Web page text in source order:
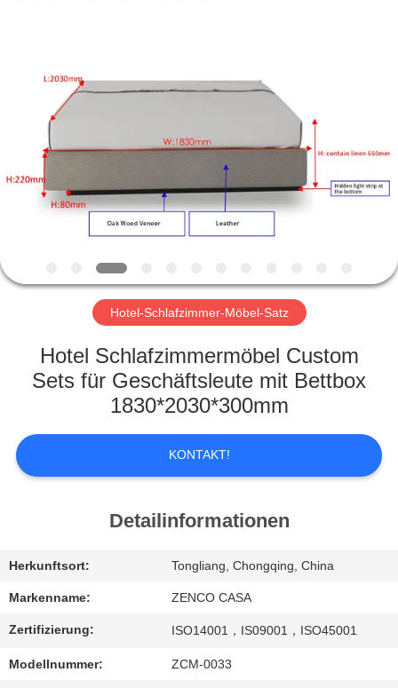
HAUSE
PRODUKTE
VIDEOS
VR-
ÜBER
WERKSBESICHTIGUNG
QUALITÄTSKONTROLLE
BITTE
UM
EIN
ANGEBOT
Hotel-Schlafzimmer-Möbel-Satz
Hotel Schlafzimmermöbel Custom
Sets für Geschäftsleute mit Bettbox
1830*2030*300mm
KONTAKT!
Detailinformationen
Herkunftsort: Tongliang, Chongqing, China
Markenname: ZENCO CASA
Zertifizierung: ISO14001，IS09001，ISO45001
Modellnummer: ZCM-0033